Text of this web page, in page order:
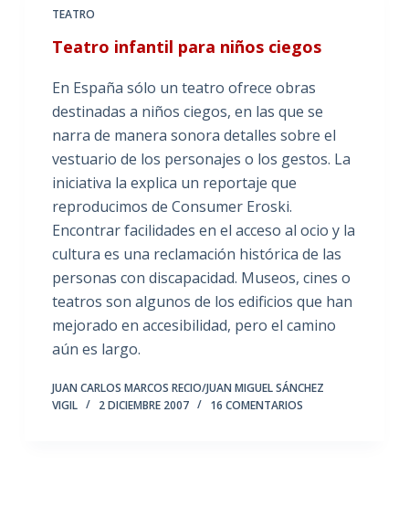
TEATRO
Teatro infantil para niños ciegos
En España sólo un teatro ofrece obras
destinadas a niños ciegos, en las que se
narra de manera sonora detalles sobre el
vestuario de los personajes o los gestos. La
iniciativa la explica un reportaje que
reproducimos de Consumer Eroski.
Encontrar facilidades en el acceso al ocio y la
cultura es una reclamación histórica de las
personas con discapacidad. Museos, cines o
teatros son algunos de los edificios que han
mejorado en accesibilidad, pero el camino
aún es largo.
JUAN CARLOS MARCOS RECIO/JUAN MIGUEL SÁNCHEZ
VIGIL
2 DICIEMBRE 2007 16 COMENTARIOS